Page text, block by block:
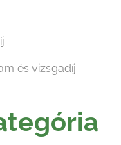
és vizsgadíj